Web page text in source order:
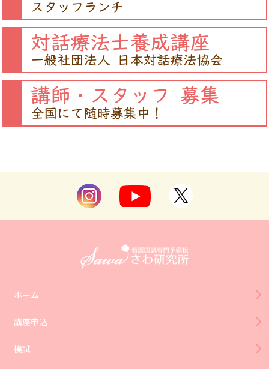
ホーム
講座申込
模試